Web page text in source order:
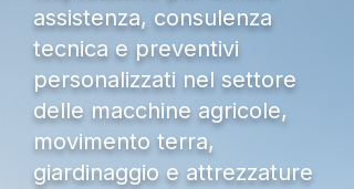
assistenza, consulenza
tecnica e preventivi
personalizzati nel settore
delle macchine agricole,
movimento terra,
giardinaggio e attrezzature